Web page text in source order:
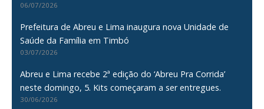
06/07/2026
Prefeitura de Abreu e Lima inaugura nova Unidade de
Saúde da Família em Timbó
03/07/2026
Abreu e Lima recebe 2ª edição do ‘Abreu Pra Corrida’
neste domingo, 5. Kits começaram a ser entregues.
30/06/2026